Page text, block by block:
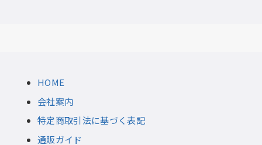
HOME
会社案内
特定商取引法に基づく表記
通販ガイド